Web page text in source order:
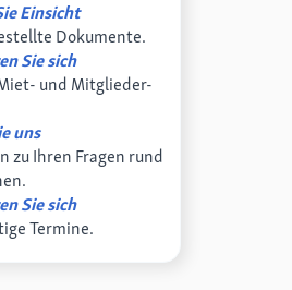
Einsicht
Dokumente.
Sie sich
und Mitglieder-
uns
zu Ihren Fragen rund
Sie sich
Termine.